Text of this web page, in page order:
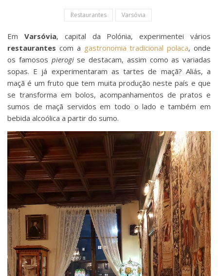
Restaurantes Varsóvia
Em Varsóvia, capital da Polónia, experimentei vários
restaurantes com a gastronomia tradicional polaca, onde
os famosos pierogise destacam, assim como as variadas
sopas. E já experimentaram as tartes de maçã? Aliás, a
maçã é um fruto que tem muita produção neste país e que
se transforma em bolos, acompanhamentos de pratos e
sumos de maçã servidos em todo o lado e também em
bebida alcoólica a partir do sumo.